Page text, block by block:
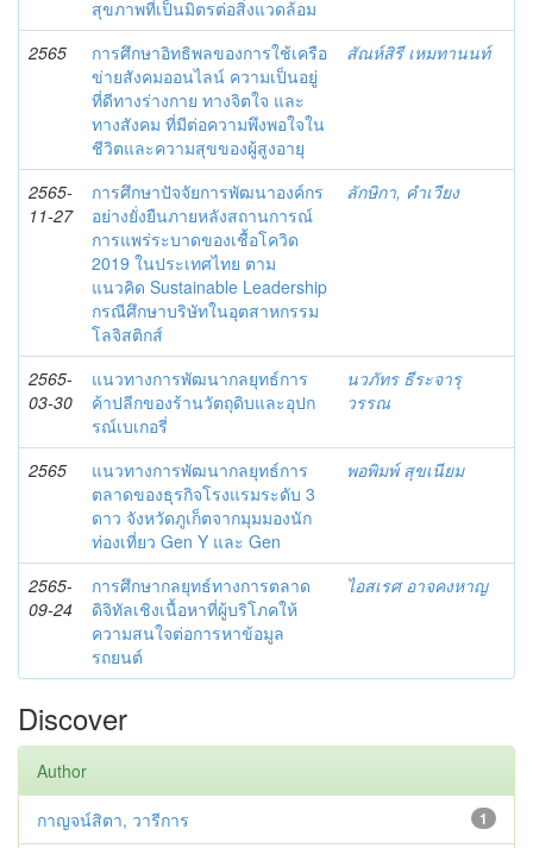
สุขภาพที่เป็นมิตรต่อสิ่งแวดล้อม
2565
การศึกษาอิทธิพลของการใช้เครือ
ข่ายสังคมออนไลน์ ความเป็นอยู่
ที่ดีทางร่างกาย ทางจิตใจ และ
ทางสังคม ที่มีต่อความพึงพอใจใน
ชีวิตและความสุขของผู้สูงอายุ
สัณห์สิรี เหมทานนท์
2565-
11-27
การศึกษาปัจจัยการพัฒนาองค์กร
อย่างยั่งยืนภายหลังสถานการณ์
การแพร่ระบาดของเชื้อโควิด
2019 ในประเทศไทย ตาม
แนวคิด Sustainable Leadership
กรณีศึกษาบริษัทในอุตสาหกรรม
โลจิสติกส์
ลักษิกา, คำเวียง
2565-
03-30
แนวทางการพัฒนากลยุทธ์การ
ค้าปลีกของร้านวัตถุดิบและอุปก
รณ์เบเกอรี่
นวภัทร ธีระจารุ
วรรณ
2565
แนวทางการพัฒนากลยุทธ์การ
ตลาดของธุรกิจโรงแรมระดับ 3
ดาว จังหวัดภูเก็ตจากมุมมองนัก
ท่องเที่ยว Gen Y และ Gen
พอพิมพ์ สุขเนียม
2565-
09-24
การศึกษากลยุทธ์ทางการตลาด
ดิจิทัลเชิงเนื้อหาที่ผู้บริโภคให้
ความสนใจต่อการหาข้อมูล
รถยนต์
ไอสเรศ อาจคงหาญ
Discover
Author
1
กาญจน์สิตา, วารีการ